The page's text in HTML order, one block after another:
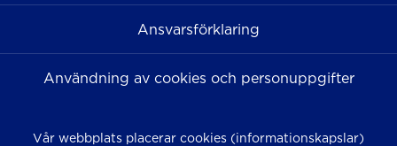
Ansvarsförklaring
Användning av cookies och personuppgifter
Vår webbplats placerar cookies (informationskapslar)